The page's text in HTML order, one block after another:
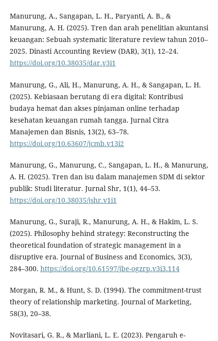
Manurung, A., Sangapan, L. H., Paryanti, A. B., &
Manurung, A. H. (2025). Tren dan arah penelitian akuntansi
keuangan: Sebuah systematic literature review tahun 2010–
2025. Dinasti Accounting Review (DAR), 3(1), 12–24.
https://doi.org/10.38035/dar.v3i1
Manurung, G., Ali, H., Manurung, A. H., & Sangapan, L. H.
(2025). Kebiasaan berutang di era digital: Kontribusi
budaya hemat dan akses pinjaman online terhadap
kesehatan keuangan rumah tangga. Jurnal Citra
Manajemen dan Bisnis, 13(2), 63–78.
https://doi.org/10.63607/jcmb.v13i2
Manurung, G., Manurung, C., Sangapan, L. H., & Manurung,
A. H. (2025). Tren dan isu dalam manajemen SDM di sektor
publik: Studi literatur. Jurnal Shr, 1(1), 44–53.
https://doi.org/10.38035/jshr.v1i1
Manurung, G., Suraji, R., Manurung, A. H., & Hakim, L. S.
(2025). Philosophy behind strategy: Reconstructing the
theoretical foundation of strategic management in a
disruptive era. Journal of Business and Economics, 3(3),
284–300. https://doi.org/10.61597/jbe-ogzrp.v3i3.114
Morgan, R. M., & Hunt, S. D. (1994). The commitment-trust
theory of relationship marketing. Journal of Marketing,
58(3), 20–38.
Novitasari, G. R., & Marliani, L. E. (2023). Pengaruh e-